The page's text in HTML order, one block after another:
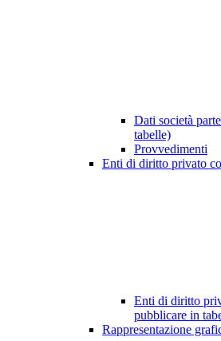
Dati società
tabelle)
Provvedimenti
Enti di diritto privato
Enti di diritto
pubblicare in
Rappresentazione